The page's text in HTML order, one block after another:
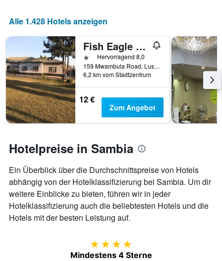
Alle 1.428 Hotels anzeigen
Fish Eagle Backpackers
1 SternHervorragend 8,0
159 Mwambula Road, Lusaka, Sambia
6,2 km vom Stadtzentrum
12 €
Zum Angebot
Hotelpreise in Sambia
Ein Überblick über die Durchschnittspreise von Hotels
abhängig von der Hotelklassifizierung bei Sambia. Um dir
weitere Einblicke zu bieten, führen wir in jeder
Hotelklassifizierung auch die beliebtesten Hotels und die
Hotels mit der besten Leistung auf.
4 Sterne
Mindestens 4 Sterne